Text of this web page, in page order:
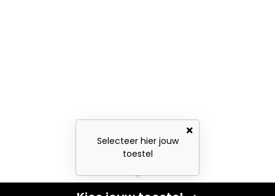
Selecteer hier jouw
toestel